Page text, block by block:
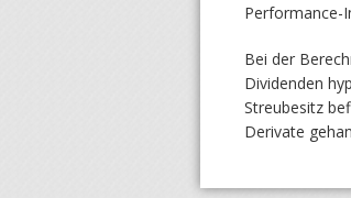
Performance-
Bei der
Dividenden
Streubesitz
Derivate